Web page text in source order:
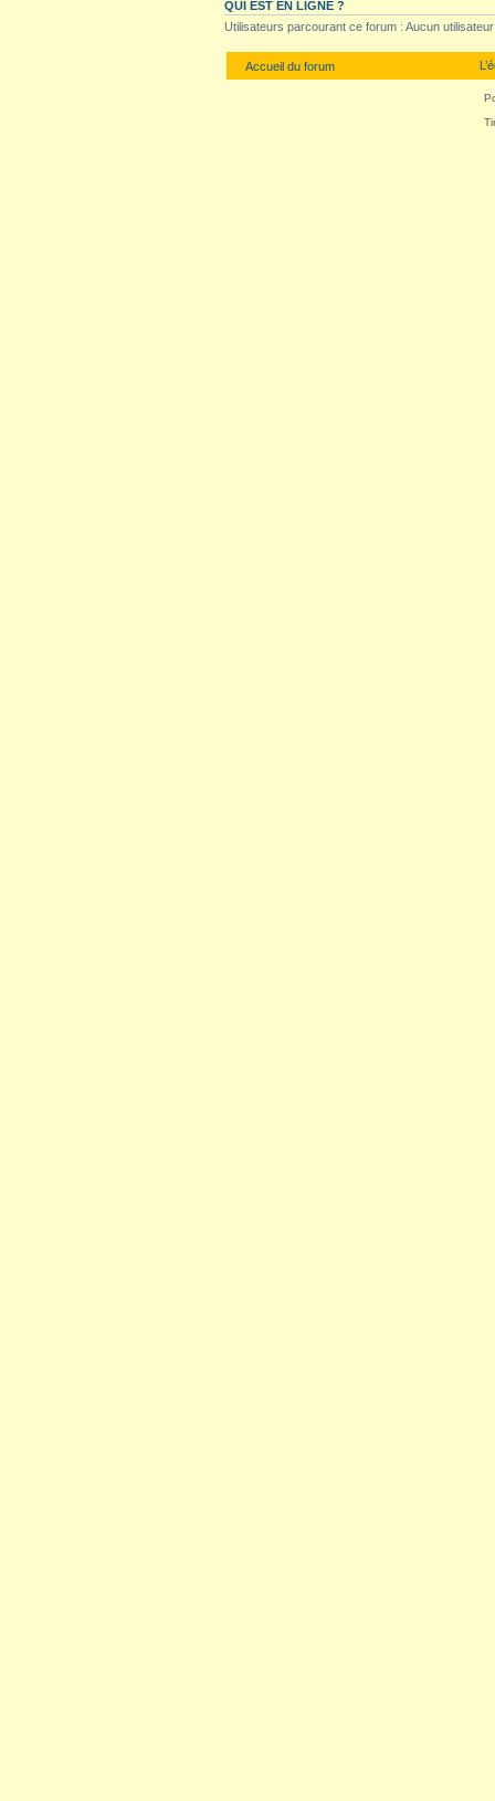
QUI EST EN LIGNE ?
Utilisateurs parcourant ce forum : Aucun
Accueil du forum